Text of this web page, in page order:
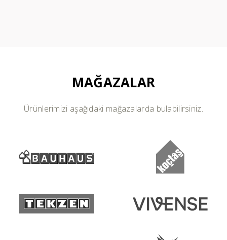
MAĞAZALAR
Ürünlerimizi aşağıdaki mağazalarda bulabilirsiniz.